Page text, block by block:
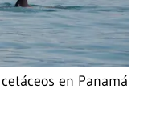
en Panamá